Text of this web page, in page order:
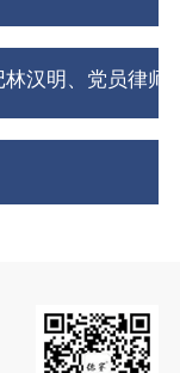
汉明、党员律